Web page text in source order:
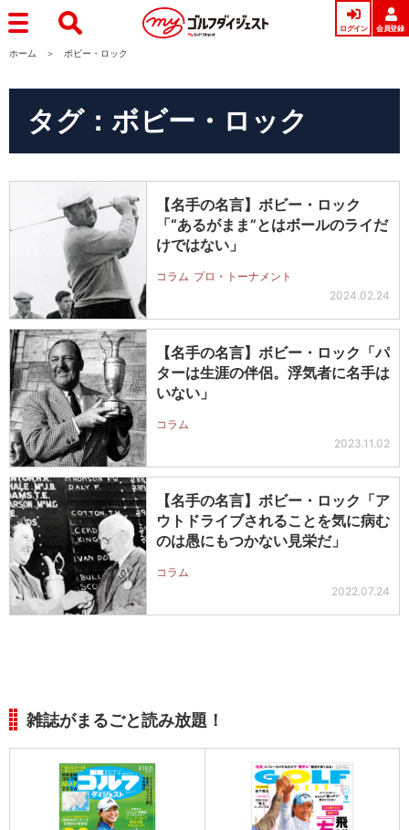
ログイン 会員登録
ホーム ボビー・ロック
タグ：ボビー・ロック
【名手の名言】ボビー・ロック
「“あるがまま”とはボールのライだ
けではない」
コラム プロ・トーナメント
2024.02.24
【名手の名言】ボビー・ロック「パ
ターは生涯の伴侶。浮気者に名手は
いない」
コラム
2023.11.02
【名手の名言】ボビー・ロック「ア
ウトドライブされることを気に病む
のは愚にもつかない見栄だ」
コラム
2022.07.24
雑誌がまるごと読み放題！